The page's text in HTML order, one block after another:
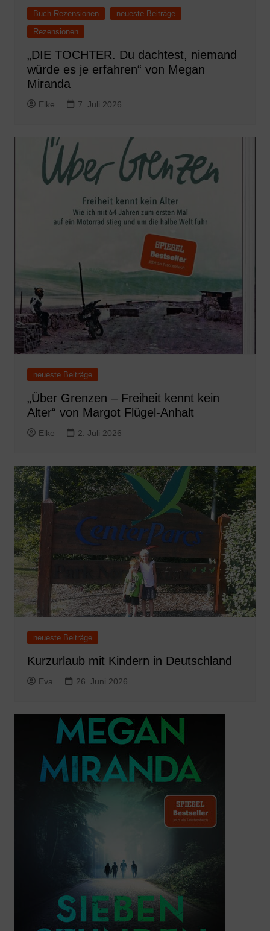
Buch Rezensionen
neueste Beiträge
Rezensionen
„DIE TOCHTER. Du dachtest, niemand
würde es je erfahren“ von Megan
Miranda
Elke 7. Juli 2026
neueste Beiträge
„Über Grenzen – Freiheit kennt kein
Alter“ von Margot Flügel-Anhalt
Elke 2. Juli 2026
neueste Beiträge
Kurzurlaub mit Kindern in Deutschland
Eva 26. Juni 2026